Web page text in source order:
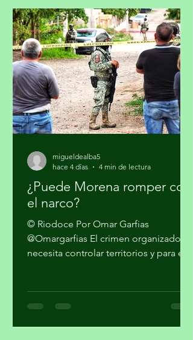
de las estrategias anunciadas por el
gobierno de los Estados Unidos (EUA)
en su lucha contra el narcotráfico, la
persistencia que tiene el presidente
Donald Trump en qu
¿Puede Morena romper con
el narco?
© Riodoce Por Omar Garfias
@Omargarfias El crimen organizado
se trataba sólo de vender mariguana y
hace 4 días
4 min de lectura